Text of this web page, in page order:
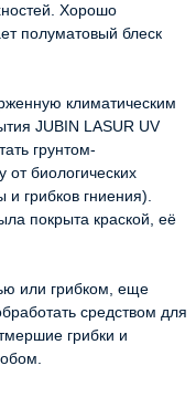
Хорошо
полуматовый блеск
климатическим
JUBIN LASUR UV
грунтом-
от биологических
грибков гниения).
покрыта краской, её
или грибком, еще
средством для
грибки и